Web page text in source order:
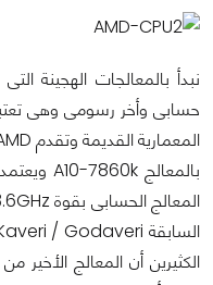
نبدأ بالمعالجات الهجينة
السابقة / Godaveri
الكثيرين أن المعالج الأخير